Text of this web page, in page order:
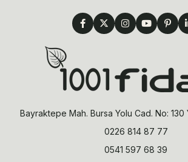
Bayraktepe Mah. Bursa Yolu Cad. No:
0226 814 87 77
0541 597 68 39